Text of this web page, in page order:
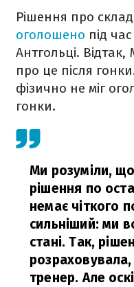
Рішення про
оголошено під
Антгольці.
про це після
фізично не міг
гонки.
Ми розуміли,
рішення по
немає чіткого
сильніший: ми
стані. Так,
тренер. Але